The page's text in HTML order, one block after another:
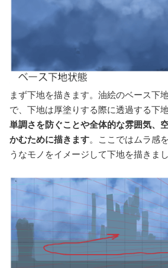
まず下地を描きます。油絵のベース下
で、下地は厚塗りする際に透過する下
単調さを防ぐことや全体的な雰囲気、
かむために描きます。ここではムラ感
うなモノをイメージして下地を描きまし